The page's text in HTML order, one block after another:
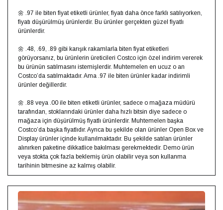
🌼 .97 ile biten fiyat etiketli ürünler, fiyatı daha önce farklı satılıyorken,
fiyatı düşürülmüş ürünlerdir. Bu ürünler gerçekten güzel fiyatlı
ürünlerdir.⁣⁣
🌼 .48, .69, .89 gibi karışık rakamlarla biten fiyat etiketleri
görüyorsanız, bu ürünlerin üreticileri Costco için özel indirim vererek
bu ürünün satılmasını istemişlerdir. Muhtemelen en ucuz o an
Costco’da satılmaktadır. Ama .97 ile biten ürünler kadar indirimli
ürünler değillerdir.⁣⁣
🌼 .88 veya .00 ile biten etiketli ürünler, sadece o mağaza müdürü
tarafından, stoklarındaki ürünler daha hızlı bitsin diye sadece o
mağaza için düşürülmüş fiyatlı ürünlerdir. Muhtemelen başka
Costco’da başka fiyatlıdır. Ayrıca bu şekilde olan ürünler Open Box ve
Display ürünler içinde kullanılmaktadır. Bu şekilde satılan ürünler
alınırken paketine dikkatlice bakılması gerekmektedir. Demo ürün
veya stokta çok fazla beklemiş ürün olabilir veya son kullanma
tarihinin bitmesine az kalmış olabilir.⁣⁣